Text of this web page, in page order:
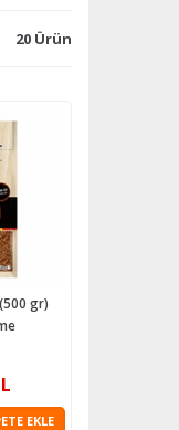
20 Ürün
gr)
EKLE